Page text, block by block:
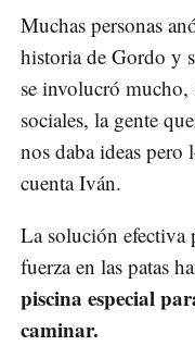
Muchas personas
historia de Gordo y
se involucró mucho,
sociales, la gente
nos daba ideas
cuenta Iván.
La solución efectiva
fuerza en las patas
piscina especial
caminar.